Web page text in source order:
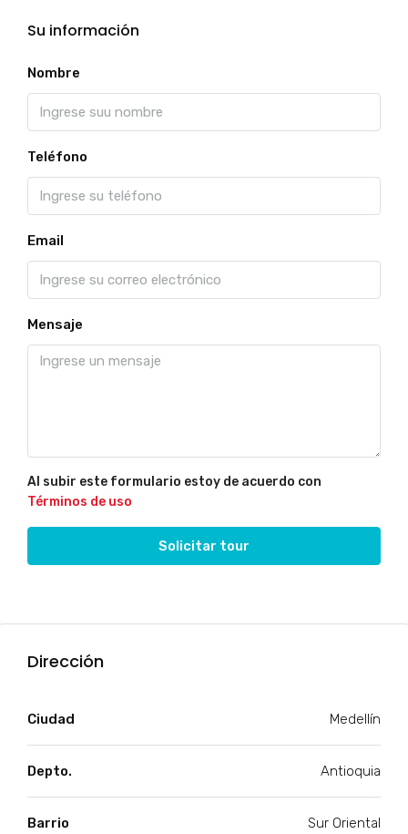
Su información
Nombre
Teléfono
Email
Mensaje
Al subir este formulario estoy de acuerdo con
Términos de uso
Solicitar tour
Dirección
Ciudad Medellín
Depto. Antioquia
Barrio Sur Oriental